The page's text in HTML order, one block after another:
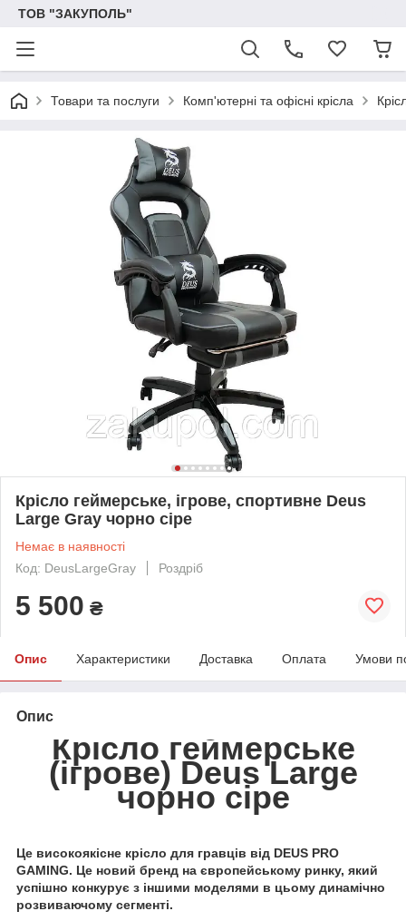
ТОВ "ЗАКУПОЛЬ"
Товари та послуги Комп'ютерні та офісні крісла
Крісло геймерське, ігрове, спортивне Deus
Large Gray чорно сіре
Немає в наявності
Код: DeusLargeGray
Роздріб
5 500 ₴
Опис Характеристики Доставка Оплата Умови
Опис
Крісло геймерське
(ігрове) Deus Large
чорно сіре
Це високоякісне крісло для гравців від DEUS PRO
GAMING. Це новий бренд на європейському ринку, який
успішно конкурує з іншими моделями в цьому динамічно
розвиваючому сегменті.